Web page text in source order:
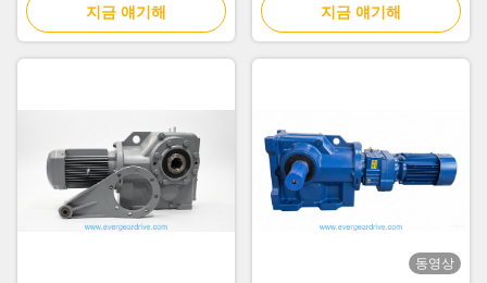
컬 베벨 기어 모터
지금 얘기해
벨 기어 모터
지금 얘기해
동영상